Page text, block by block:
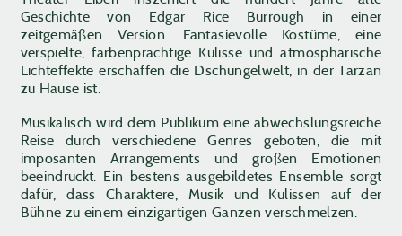
Geschichte von Edgar Rice Burrough in einer
zeitgemäßen Version. Fantasievolle Kostüme, eine
verspielte, farbenprächtige Kulisse und atmosphärische
Lichteffekte erschaffen die Dschungelwelt, in der Tarzan
zu Hause ist.
Musikalisch wird dem Publikum eine abwechslungsreiche
Reise durch verschiedene Genres geboten, die mit
imposanten Arrangements und großen Emotionen
beeindruckt. Ein bestens ausgebildetes Ensemble sorgt
dafür, dass Charaktere, Musik und Kulissen auf der
Bühne zu einem einzigartigen Ganzen verschmelzen.